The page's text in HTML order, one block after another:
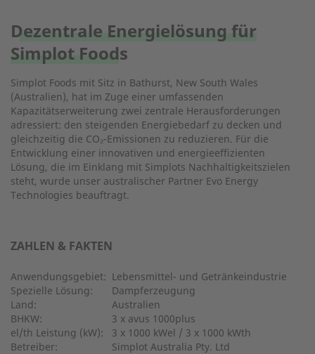
Dezentrale Energielösung für
Simplot Foods
Simplot Foods mit Sitz in Bathurst, New South Wales
(Australien), hat im Zuge einer umfassenden
Kapazitätserweiterung zwei zentrale Herausforderungen
adressiert: den steigenden Energiebedarf zu decken und
gleichzeitig die CO₂-Emissionen zu reduzieren. Für die
Entwicklung einer innovativen und energieeffizienten
Lösung, die im Einklang mit Simplots Nachhaltigkeitszielen
steht, wurde unser australischer Partner Evo Energy
Technologies beauftragt.
ZAHLEN & FAKTEN
Anwendungsgebiet: Lebensmittel- und Getränkeindustrie
Spezielle Lösung:
Dampferzeugung
Land:
Australien
BHKW:
3 x avus 1000plus
el/th Leistung (kW):
3 x 1000 kWel / 3 x 1000 kWth
Betreiber:
Simplot Australia Pty. Ltd